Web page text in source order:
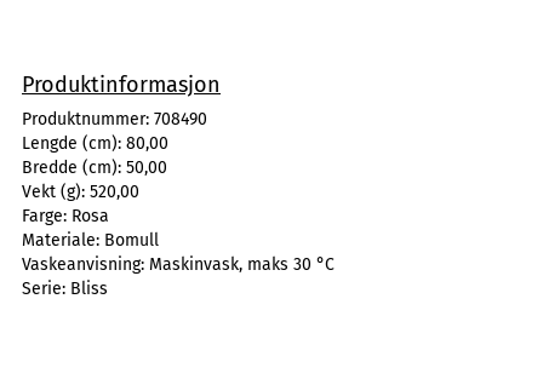
Produktinformasjon
Produktnummer: 708490
Lengde (cm): 80,00
Bredde (cm): 50,00
Vekt (g): 520,00
Farge: Rosa
Materiale: Bomull
Vaskeanvisning: Maskinvask, maks 30 °C
Serie: Bliss